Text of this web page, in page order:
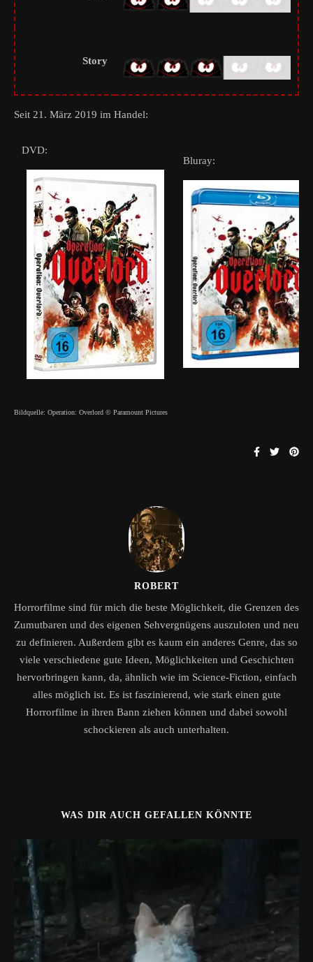
Story
Seit 21. März 2019 im Handel:
DVD:
Bluray:
Bildquelle: Operation: Overlord © Paramount Pictures
ROBERT
Horrorfilme sind für mich die beste Möglichkeit, die Grenzen des
Zumutbaren und des eigenen Sehvergnügens auszuloten und neu
zu definieren. Außerdem gibt es kaum ein anderes Genre, das so
viele verschiedene gute Ideen, Möglichkeiten und Geschichten
hervorbringen kann, da, ähnlich wie im Science-Fiction, einfach
alles möglich ist. Es ist faszinierend, wie stark einen gute
Horrorfilme in ihren Bann ziehen können und dabei sowohl
schockieren als auch unterhalten.
WAS DIR AUCH GEFALLEN KÖNNTE